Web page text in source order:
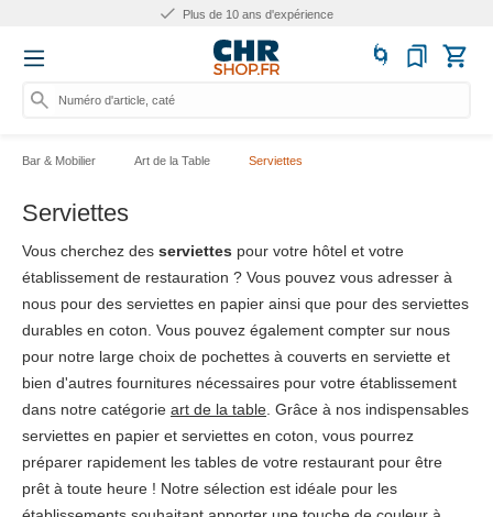
Plus de 25.000 produits
Numéro d'article, catégorie ou n
Bar & Mobilier Art de la Table Serviettes
Serviettes
Vous cherchez des serviettes pour votre hôtel et votre
établissement de restauration ? Vous pouvez vous adresser à
nous pour des serviettes en papier ainsi que pour des serviettes
durables en coton. Vous pouvez également compter sur nous
pour notre large choix de pochettes à couverts en serviette et
bien d'autres fournitures nécessaires pour votre établissement
dans notre catégorie art de la table . Grâce à nos indispensables
serviettes en papier et serviettes en coton, vous pourrez
préparer rapidement les tables de votre restaurant pour être
prêt à toute heure ! Notre sélection est idéale pour les